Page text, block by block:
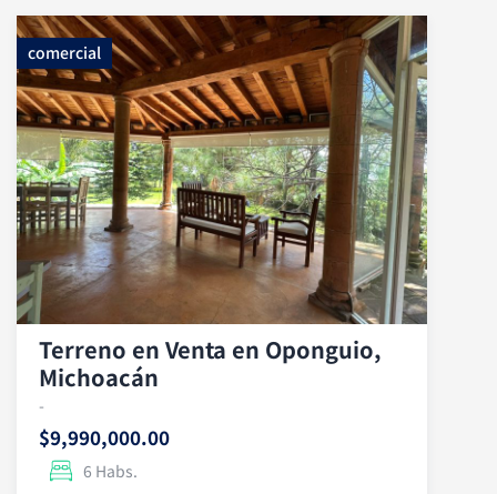
comercial
Terreno en Venta en Oponguio,
Michoacán
-
$9,990,000.00
6 Habs.